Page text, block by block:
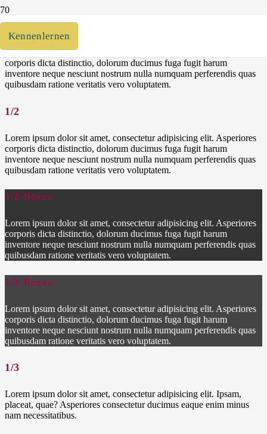
Kennenlernen
1/2
Lorem ipsum dolor sit amet, consectetur adipisicing elit. Asperiores
corporis dicta distinctio, dolorum ducimus fuga fugit harum
inventore neque nesciunt nostrum nulla numquam perferendis quas
quibusdam ratione veritatis vero voluptatem.
1/2
Lorem ipsum dolor sit amet, consectetur adipisicing elit. Asperiores
corporis dicta distinctio, dolorum ducimus fuga fugit harum
inventore neque nesciunt nostrum nulla numquam perferendis quas
quibusdam ratione veritatis vero voluptatem.
1/2 Boxes
Lorem ipsum dolor sit amet, consectetur adipisicing elit. Asperiores
corporis dicta distinctio, dolorum ducimus fuga fugit harum
inventore neque nesciunt nostrum nulla numquam perferendis quas
quibusdam ratione veritatis vero voluptatem.
1/2 Boxes
Lorem ipsum dolor sit amet, consectetur adipisicing elit. Asperiores
corporis dicta distinctio, dolorum ducimus fuga fugit harum
inventore neque nesciunt nostrum nulla numquam perferendis quas
quibusdam ratione veritatis vero voluptatem.
1/3
Lorem ipsum dolor sit amet, consectetur adipisicing elit. Ipsam,
placeat, quae? Asperiores consectetur ducimus eaque enim minus
nam necessitatibus.